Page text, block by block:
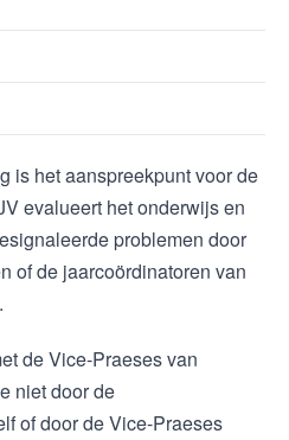
is het aanspreekpunt voor de
evalueert het onderwijs en
problemen door
of de jaarcoördinatoren van
de Vice-Praeses van
niet door de
of door de Vice-Praeses